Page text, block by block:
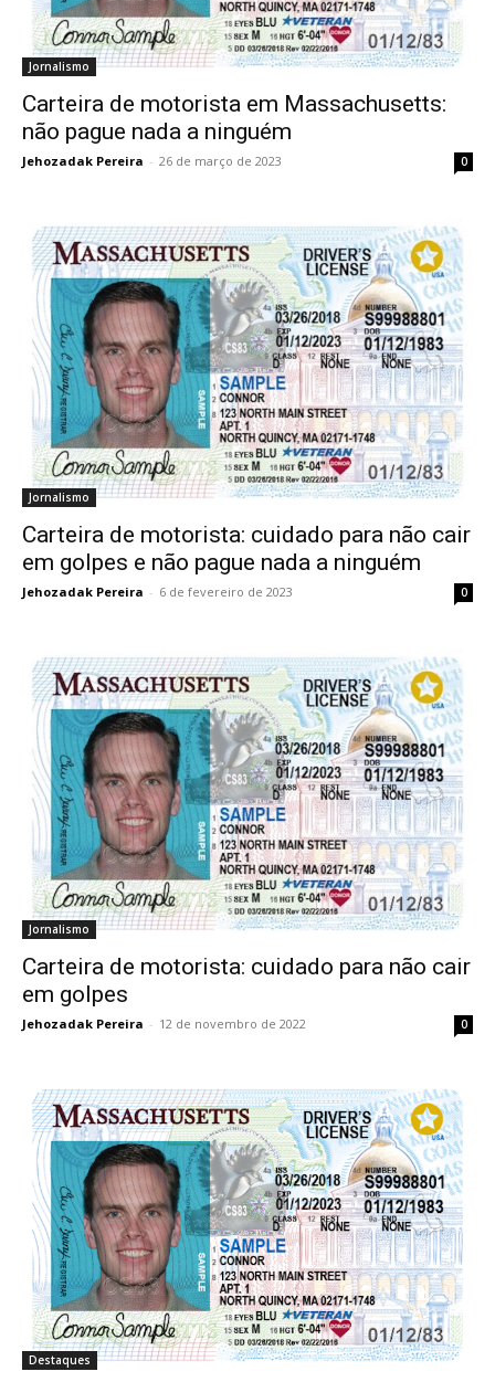
Jornalismo
Carteira de motorista em Massachusetts:
não pague nada a ninguém
Jehozadak Pereira - 26 de março de 2023 0
Jornalismo
Carteira de motorista: cuidado para não cair
em golpes e não pague nada a ninguém
Jehozadak Pereira - 6 de fevereiro de 2023 0
Jornalismo
Carteira de motorista: cuidado para não cair
em golpes
Jehozadak Pereira - 12 de novembro de 2022 0
Destaques